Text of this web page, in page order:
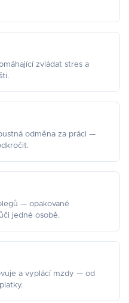
zvládat stres a
odměna za práci —
— opakované
jedné osobě.
a vyplácí mzdy — od